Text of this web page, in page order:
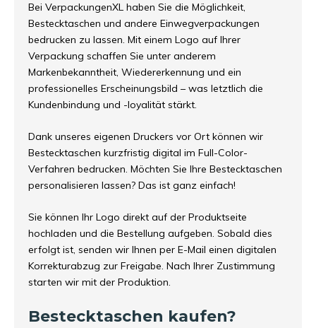
Bei VerpackungenXL haben Sie die Möglichkeit,
Bestecktaschen und andere Einwegverpackungen
bedrucken zu lassen. Mit einem Logo auf Ihrer
Verpackung schaffen Sie unter anderem
Markenbekanntheit, Wiedererkennung und ein
professionelles Erscheinungsbild – was letztlich die
Kundenbindung und -loyalität stärkt.
Dank unseres eigenen Druckers vor Ort können wir
Bestecktaschen kurzfristig digital im Full-Color-
Verfahren bedrucken. Möchten Sie Ihre Bestecktaschen
personalisieren lassen? Das ist ganz einfach!
Sie können Ihr Logo direkt auf der Produktseite
hochladen und die Bestellung aufgeben. Sobald dies
erfolgt ist, senden wir Ihnen per E-Mail einen digitalen
Korrekturabzug zur Freigabe. Nach Ihrer Zustimmung
starten wir mit der Produktion.
Bestecktaschen kaufen?